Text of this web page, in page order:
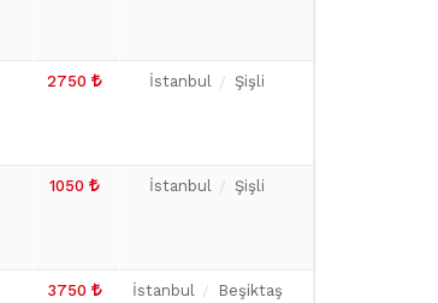
2750 İstanbul Şişli
1050 İstanbul Şişli
3750 İstanbul Beşiktaş